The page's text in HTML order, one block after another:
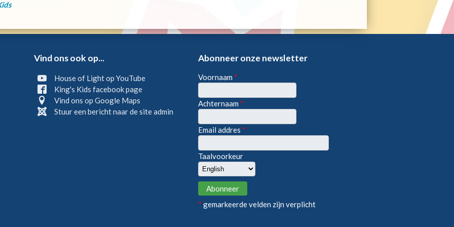
Vind ons ook op...
House of Light op YouTube
King's Kids facebook page
Vind ons op Google Maps
Stuur een bericht naar de site admin
Abonneer onze newsletter
Voornaam *
Achternaam *
Email addres *
Taalvoorkeur
* gemarkeerde velden zijn verplicht